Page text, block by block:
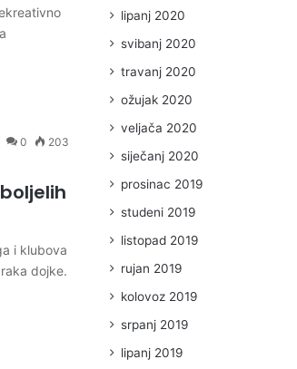
0 203
i klubova
dojke.
lipanj 2020
svibanj 2020
travanj 2020
ožujak 2020
veljača 2020
siječanj 2020
prosinac 2019
studeni 2019
listopad 2019
rujan 2019
kolovoz 2019
srpanj 2019
lipanj 2019